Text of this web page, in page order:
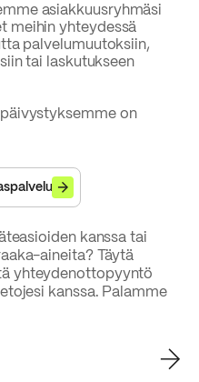
asiakkuusryhmäsi
meihin yhteydessä
palvelumuutoksiin,
tai laskutukseen
on
kanssa tai
aineita? Täytä
yhteydenottopyyntö
kanssa. Palamme